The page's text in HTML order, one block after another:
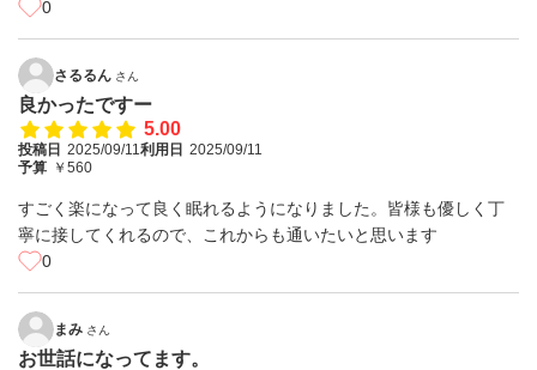
0
さるるん さん
良かったですー
5.00
投稿日 2025/09/11利用日 2025/09/11
予算 ￥560
すごく楽になって良く眠れるようになりました。皆様も優しく丁
寧に接してくれるので、これからも通いたいと思います
0
まみ さん
お世話になってます。